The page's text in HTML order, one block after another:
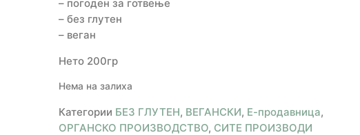
– погоден за готвење
– без глутен
– веган
Нето 200гр
Нема на залиха
Категории БЕЗ ГЛУТЕН, ВЕГАНСКИ, Е-продавница,
ОРГАНСКО ПРОИЗВОДСТВО, СИТЕ ПРОИЗВОДИ